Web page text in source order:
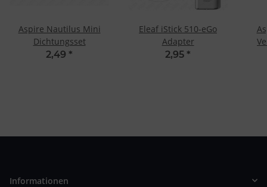
Aspire Nautilus Mini
Dichtungsset
2,49 *
Eleaf iStick 510-eGo
Adapter
2,95 *
Informationen